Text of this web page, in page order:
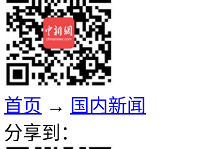
首页 → 国内新闻
分享到：